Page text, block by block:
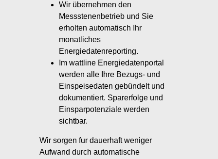
Wir übernehmen den
Messstenenbetrieb und Sie
erholten automatisch Ihr
monatliches
Energiedatenreporting.
Im wattline Energiedatenportal
werden alle Ihre Bezugs- und
Einspeisedaten gebündelt und
dokumentiert. Sparerfolge und
Einsparpotenziale werden
sichtbar.
Wir sorgen fur dauerhaft weniger
Aufwand durch automatische